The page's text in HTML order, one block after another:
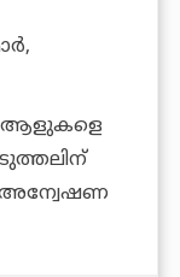
ആളുകളെ
അന്വേഷണ